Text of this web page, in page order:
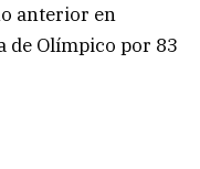
anterior en
de Olímpico por 83